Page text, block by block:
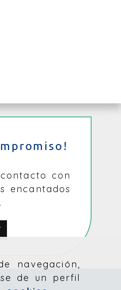
navegación,
de un perfil
con
encantados